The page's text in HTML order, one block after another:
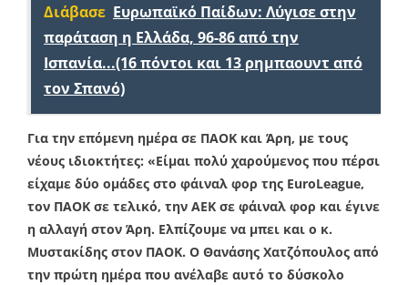
Διάβασε Ευρωπαϊκό Παίδων: Λύγισε στην
παράταση η Ελλάδα, 96-86 από την
Ισπανία...(16 πόντοι και 13 ρημπαουντ από
τον Σπανό)
Για την επόμενη ημέρα σε ΠΑΟΚ και Άρη, με τους
νέους ιδιοκτήτες: «Είμαι πολύ χαρούμενος που πέρσι
είχαμε δύο ομάδες στο φάιναλ φορ της EuroLeague,
τον ΠΑΟΚ σε τελικό, την ΑΕΚ σε φάιναλ φορ και έγινε
η αλλαγή στον Άρη. Ελπίζουμε να μπει και ο κ.
Μυστακίδης στον ΠΑΟΚ. Ο Θανάσης Χατζόπουλος από
την πρώτη ημέρα που ανέλαβε αυτό το δύσκολο